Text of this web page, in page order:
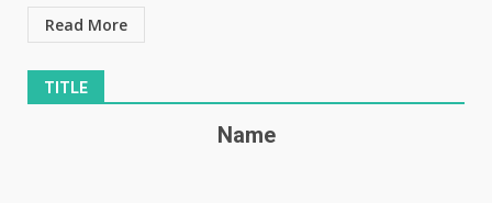
Read More
TITLE
Name